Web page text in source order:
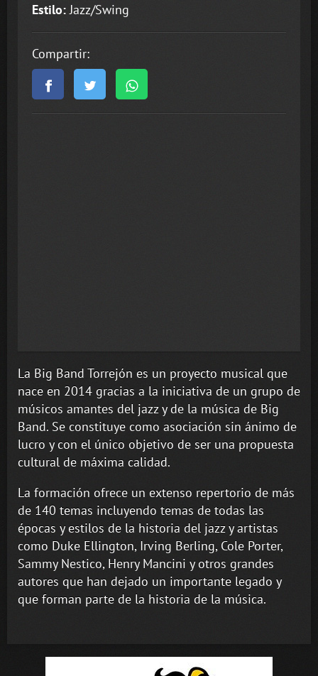
Estilo:Jazz/Swing
Compartir:
La Big Band Torrejón es un proyecto musical que
nace en 2014 gracias a la iniciativa de un grupo de
músicos amantes del jazz y de la música de Big
Band. Se constituye como asociación sin ánimo de
lucro y con el único objetivo de ser una propuesta
cultural de máxima calidad.
La formación ofrece un extenso repertorio de más
de 140 temas incluyendo temas de todas las
épocas y estilos de la historia del jazz y artistas
como Duke Ellington, Irving Berling, Cole Porter,
Sammy Nestico, Henry Mancini y otros grandes
autores que han dejado un importante legado y
que forman parte de la historia de la música.